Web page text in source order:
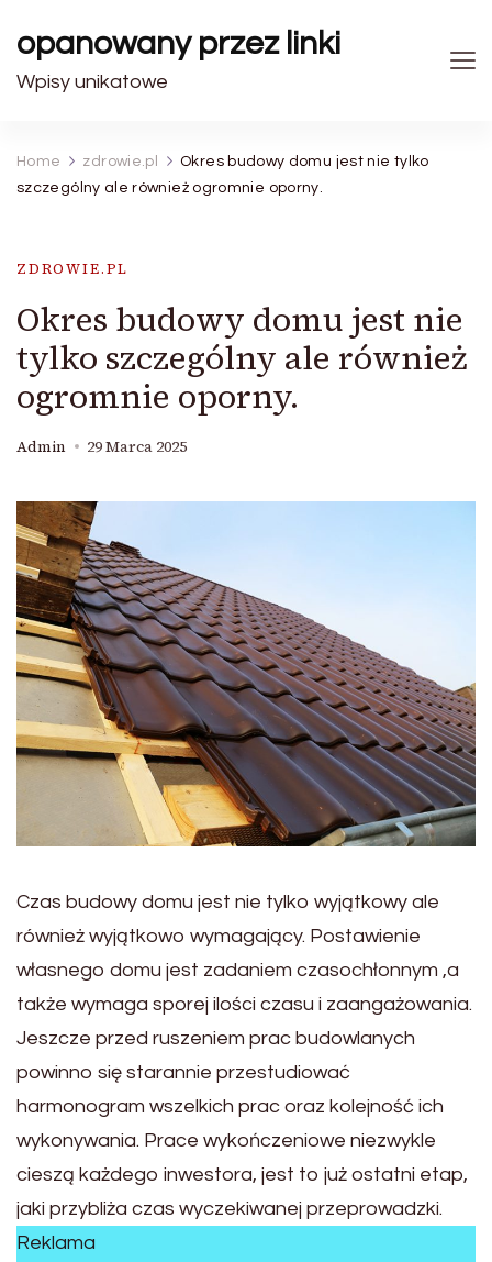
opanowany przez linki
Wpisy unikatowe
Home zdrowie.pl
Okres budowy domu jest nie tylko
szczególny ale również ogromnie oporny.
ZDROWIE.PL
Okres budowy domu jest nie
tylko szczególny ale również
ogromnie oporny.
Admin 29 Marca 2025
Czas budowy domu jest nie tylko wyjątkowy ale
również wyjątkowo wymagający. Postawienie
własnego domu jest zadaniem czasochłonnym ,a
także wymaga sporej ilości czasu i zaangażowania.
Jeszcze przed ruszeniem prac budowlanych
powinno się starannie przestudiować
harmonogram wszelkich prac oraz kolejność ich
wykonywania. Prace wykończeniowe niezwykle
cieszą każdego inwestora, jest to już ostatni etap,
jaki przybliża czas wyczekiwanej przeprowadzki.
Reklama